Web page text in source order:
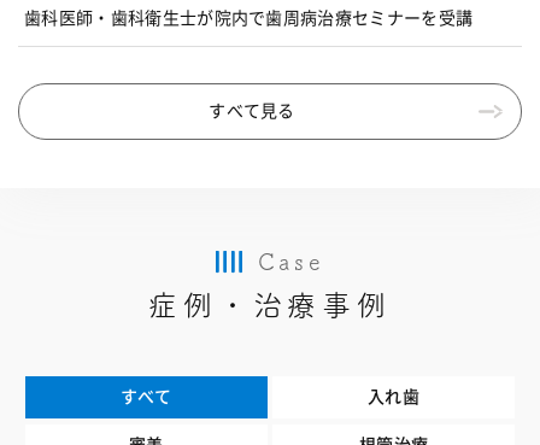
歯科医師・歯科衛生士が院内で歯周病治療セミナーを受講
すべて見る
Case
症例・治療事例
すべて 入れ歯